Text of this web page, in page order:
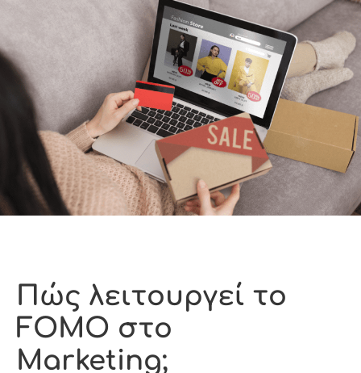
Πώς λειτουργεί το
FOMO στο
Marketing;